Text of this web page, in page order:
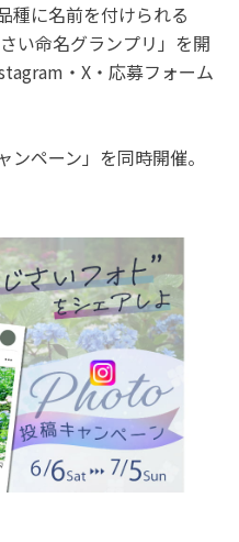
種に名前を付けられる
い命名グランプリ」を開
・X・応募フォーム
ペーン」を同時開催。